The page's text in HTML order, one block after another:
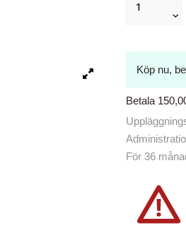
Köp nu,
Betala
För 36